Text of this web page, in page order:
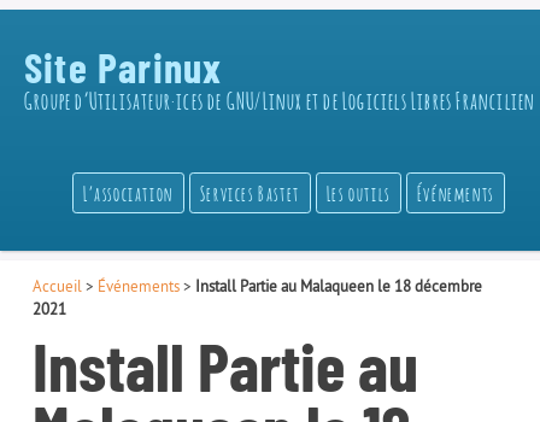
Site Parinux
Groupe d’Utilisateur·ices de GNU/Linux et de Logiciels Libres Francilien
L’association Services Bastet Les outils Événements
Accueil > Événements> Install Partie au Malaqueen le 18 décembre
2021
Install Partie au